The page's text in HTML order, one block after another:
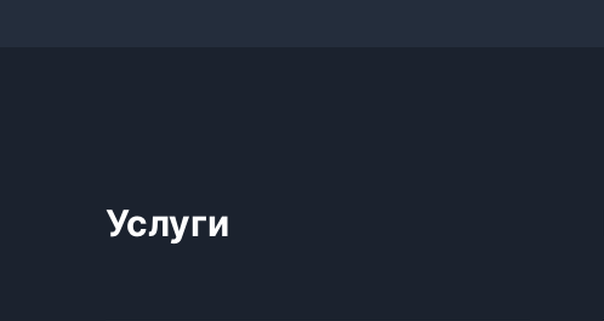
Услуги